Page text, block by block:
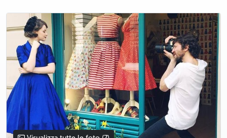
photo 5
photo 6
photo 7